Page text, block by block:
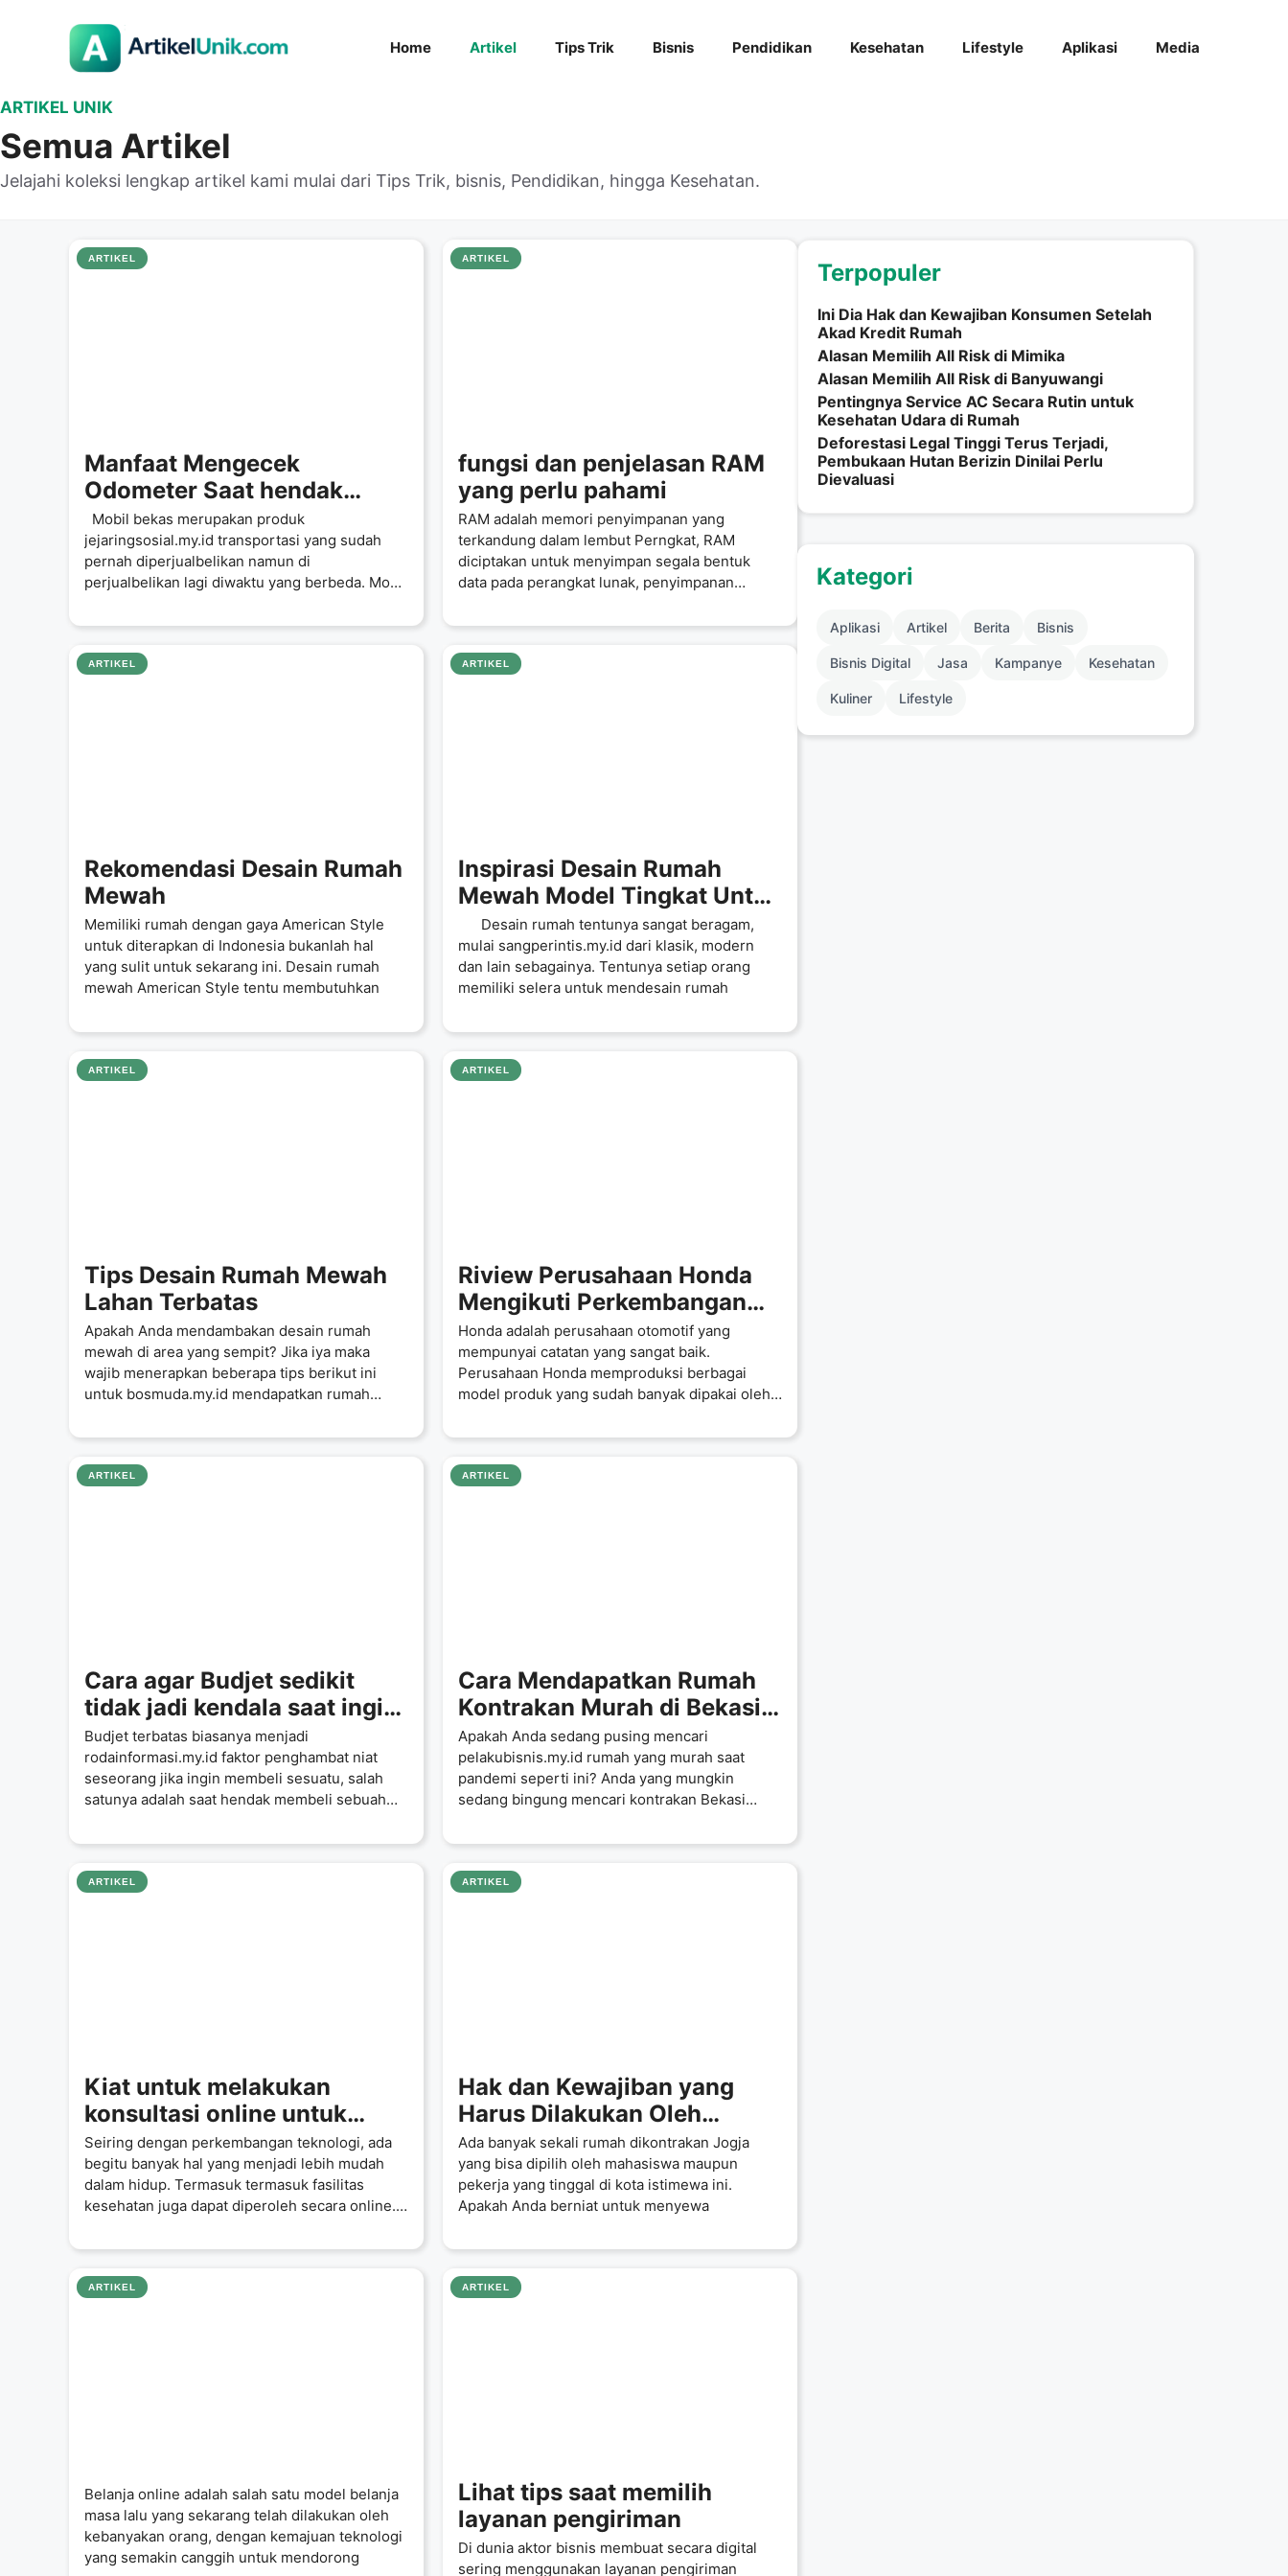
Home Artikel Tips Trik Bisnis Pendidikan Kesehatan Lifestyle Aplikasi Media
ARTIKEL UNIK
Semua Artikel
Jelajahi koleksi lengkap artikel kami mulai dari Tips Trik, bisnis, Pendidikan, hingga Kesehatan.
ARTIKEL
Manfaat Mengecek
Odometer Saat hendak
Membeli Mobil Bekas
Mobil bekas merupakan produk
jejaringsosial.my.id transportasi yang sudah
pernah diperjualbelikan namun di
perjualbelikan lagi diwaktu yang berbeda. Mobil
ARTIKEL
fungsi dan penjelasan RAM
yang perlu pahami
RAM adalah memori penyimpanan yang
terkandung dalam lembut Perngkat, RAM
diciptakan untuk menyimpan segala bentuk
data pada perangkat lunak, penyimpanan
ARTIKEL
Rekomendasi Desain Rumah
Mewah
Memiliki rumah dengan gaya American Style
untuk diterapkan di Indonesia bukanlah hal
yang sulit untuk sekarang ini. Desain rumah
mewah American Style tentu membutuhkan
ARTIKEL
Inspirasi Desain Rumah
Mewah Model Tingkat Untuk
Kaum Milenial By Emporio
Architect
Desain rumah tentunya sangat beragam,
mulai sangperintis.my.id dari klasik, modern
dan lain sebagainya. Tentunya setiap orang
memiliki selera untuk mendesain rumah
ARTIKEL
Tips Desain Rumah Mewah
Lahan Terbatas
Apakah Anda mendambakan desain rumah
mewah di area yang sempit? Jika iya maka
wajib menerapkan beberapa tips berikut ini
untuk bosmuda.my.id mendapatkan rumah
ARTIKEL
Riview Perusahaan Honda
Mengikuti Perkembangan
Zaman
Honda adalah perusahaan otomotif yang
mempunyai catatan yang sangat baik.
Perusahaan Honda memproduksi berbagai
model produk yang sudah banyak dipakai oleh
ARTIKEL
Cara agar Budjet sedikit
tidak jadi kendala saat ingin
membeli mobil bekas
Budjet terbatas biasanya menjadi
rodainformasi.my.id faktor penghambat niat
seseorang jika ingin membeli sesuatu, salah
satunya adalah saat hendak membeli sebuah
ARTIKEL
Cara Mendapatkan Rumah
Kontrakan Murah di Bekasi
Timur
Apakah Anda sedang pusing mencari
pelakubisnis.my.id rumah yang murah saat
pandemi seperti ini? Anda yang mungkin
sedang bingung mencari kontrakan Bekasi
ARTIKEL
Kiat untuk melakukan
konsultasi online untuk
masalah kesehatan Anda
Seiring dengan perkembangan teknologi, ada
begitu banyak hal yang menjadi lebih mudah
dalam hidup. Termasuk termasuk fasilitas
kesehatan juga dapat diperoleh secara online.
ARTIKEL
Hak dan Kewajiban yang
Harus Dilakukan Oleh
Penyewa Rumah Kontrakan
Ada banyak sekali rumah dikontrakan Jogja
yang bisa dipilih oleh mahasiswa maupun
pekerja yang tinggal di kota istimewa ini.
Apakah Anda berniat untuk menyewa
ARTIKEL
Belanja online adalah salah satu model belanja
masa lalu yang sekarang telah dilakukan oleh
kebanyakan orang, dengan kemajuan teknologi
yang semakin canggih untuk mendorong
ARTIKEL
Lihat tips saat memilih
layanan pengiriman
Di dunia aktor bisnis membuat secara digital
sering menggunakan layanan pengiriman
Terpopuler
Ini Dia Hak dan Kewajiban Konsumen Setelah
Akad Kredit Rumah
Alasan Memilih All Risk di Mimika
Alasan Memilih All Risk di Banyuwangi
Pentingnya Service AC Secara Rutin untuk
Kesehatan Udara di Rumah
Deforestasi Legal Tinggi Terus Terjadi,
Pembukaan Hutan Berizin Dinilai Perlu
Dievaluasi
Kategori
Aplikasi Artikel Berita Bisnis
Bisnis Digital Jasa Kampanye Kesehatan
Kuliner Lifestyle